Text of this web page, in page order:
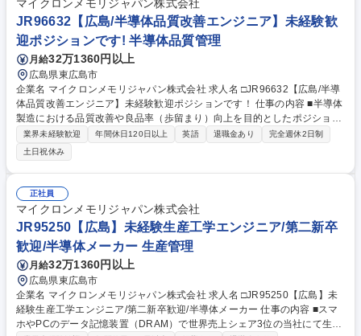
び業務効率化 ■製造原価業務及び国内各工場決算取りまとめ ■予算作成 ■
各部門への会計処理説明 募集職種 【平塚】主計関連（単体決算業務）/20
25年過去最高売上/プライム上場
マイクロンメモリジャパン株式会社
JR96632【広島/半導体品質改善エンジニア】未経験歓
迎ポジションです! 半導体品質管理
月給32万1360円以上
広島県東広島市
企業名 マイクロンメモリジャパン株式会社 求人名 □JR96632【広島/半導
体品質改善エンジニア】未経験歓迎ポジションです！ 仕事の内容 ■半導体
製造における品質改善や良品率（歩留まり）向上を目的としたポジション
です。製造ラインで発生する不良や異常のデータを分析し、原因の特定と
改善策の提案・実行をチームで協力しながら進めます。 【詳細】■製造工
程の不良・異常データの分析と原因特定 ■製造現場と連携した再発防止策
の実施 ■新しい工程や改善策の導入および評価 ■不良の傾向や改善結果に
関する報告書の作成 ■グローバル拠点との情報共有やベストプラクティス
の展開 【魅力】未経験からデータ分析や問題解決の専門知識を習得可能。
技術論文の執筆やグローバルプロジェクトへの参加機会もあり、一生物の
キャリアを築けます。 募集職種 □JR96632【広島/半導体品質改善エンジ
ニア】未経験歓迎ポジションです！
業界未経験歓迎 年間休日120日以上 英語 退職金あり
完全週休2日制
土日祝休み
正社員
マイクロンメモリジャパン株式会社
JR95250【広島】未経験生産工学エンジニア/第二新卒
歓迎/半導体メーカー 生産管理
月給32万1360円以上
広島県東広島市
企業名 マイクロンメモリジャパン株式会社 求人名 □JR95250【広島】未
経験生産工学エンジニア/第二新卒歓迎/半導体メーカー 仕事の内容 ■スマ
ホやPCのデータ記憶装置（DRAM）で世界売上シェア3位の当社にて生産